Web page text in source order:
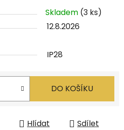
Skladem (3 ks)
12.8.2026
IP28
DO KOŠÍKU
Hlídat Sdílet